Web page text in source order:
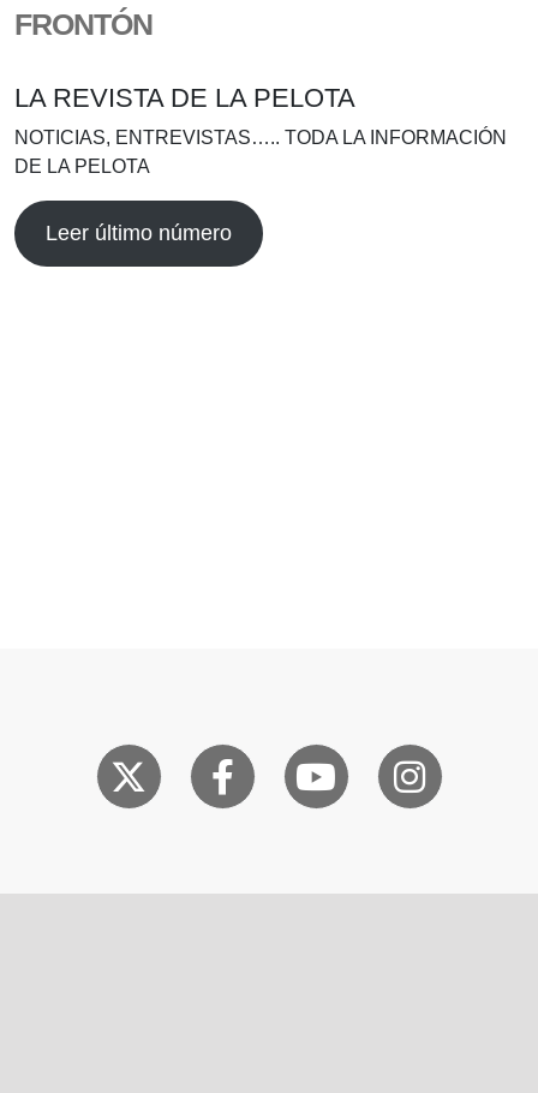
FRONTÓN
LA REVISTA DE LA PELOTA
NOTICIAS, ENTREVISTAS….. TODA LA INFORMACIÓN
DE LA PELOTA
Leer último número